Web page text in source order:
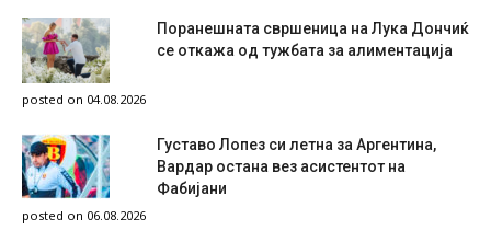
Поранешната свршеница на Лука Дончиќ
се откажа од тужбата за алиментација
posted on 04.08.2026
Густаво Лопез си летна за Аргентина,
Вардар остана вез асистентот на
Фабијани
posted on 06.08.2026